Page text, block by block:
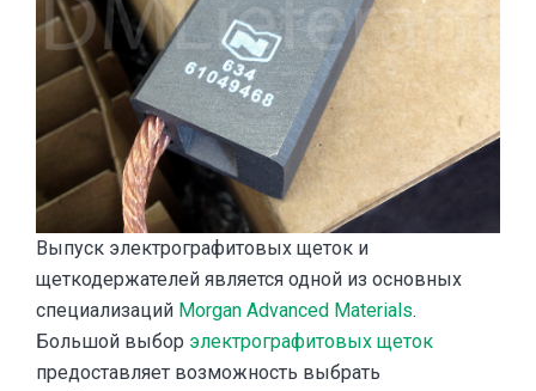
Выпуск электрографитовых щеток и
щеткодержателей является одной из основных
специализаций Morgan Advanced Materials.
Большой выбор электрографитовых щеток
предоставляет возможность выбрать